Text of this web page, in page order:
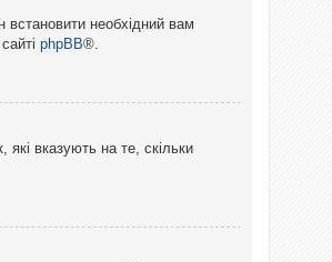
необхідний вам
phpBB®.
вказують на те, скільки